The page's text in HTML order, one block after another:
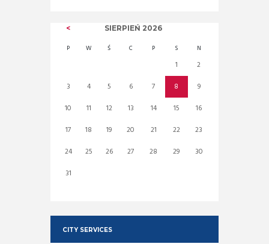
SIERPIEŃ 2026
P W Ś C P S N
1
2
3
4 5 6 7 8
9
10
11 12 13 14 15
16
17
18 19 20 21 22
23
24
25 26 27 28 29
30
31
CITY SERVICES